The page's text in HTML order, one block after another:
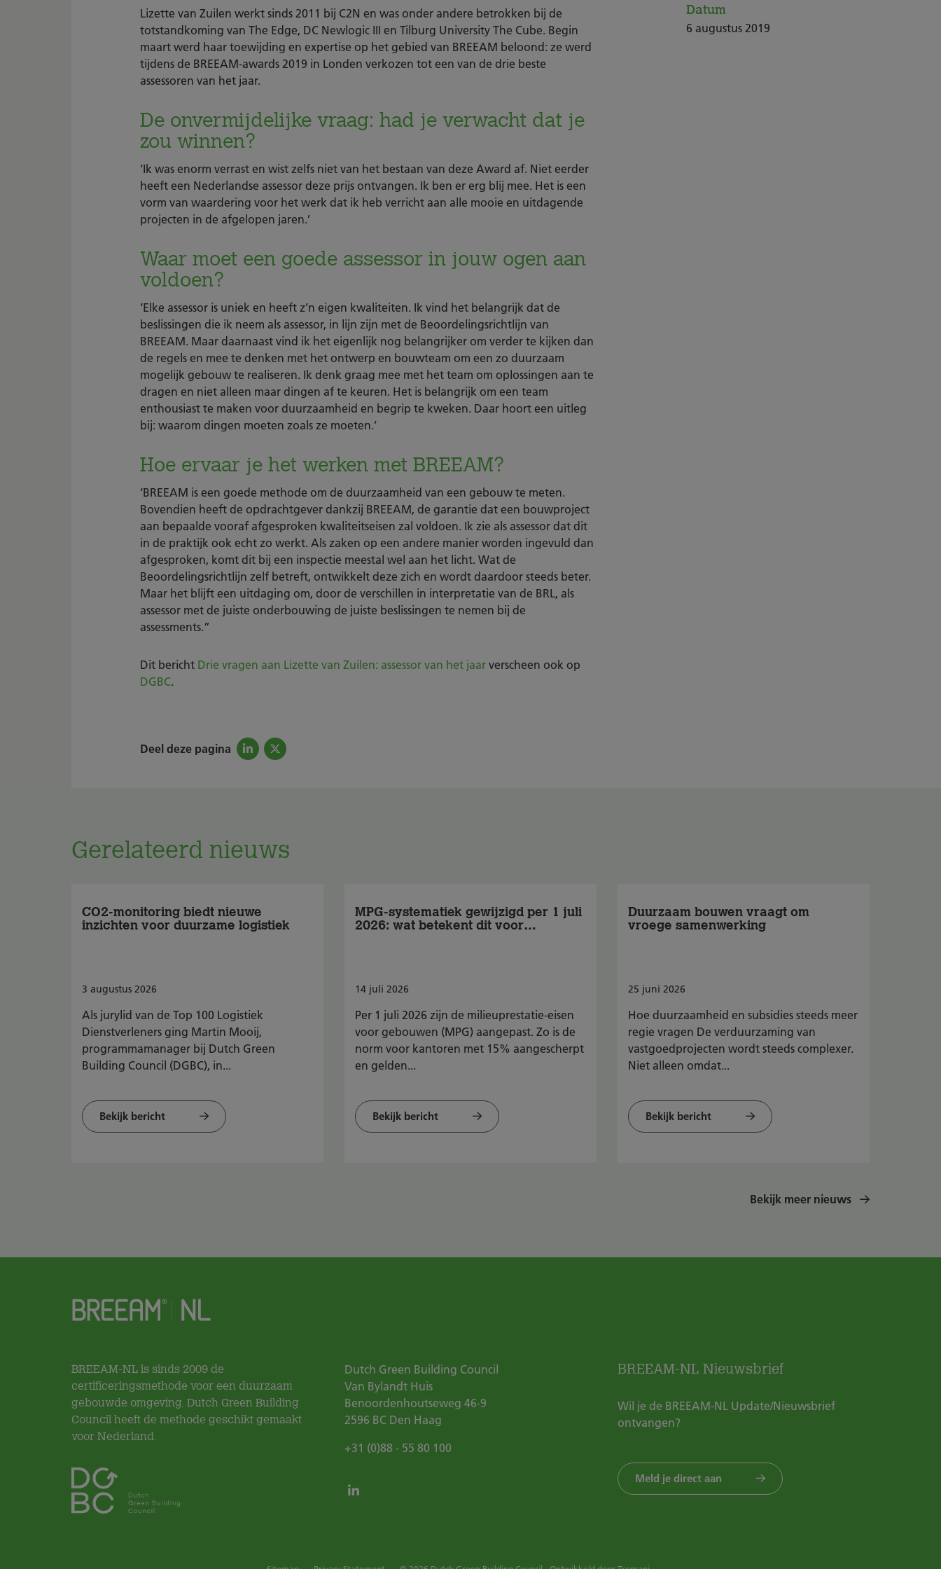
Lizette van Zuilen werkt sinds 2011 bij C2N en was onder andere betrokken bij de
totstandkoming van The Edge, DC Newlogic III en Tilburg University The Cube. Begin
maart werd haar toewijding en expertise op het gebied van BREEAM beloond: ze werd
tijdens de BREEAM-awards 2019 in Londen verkozen tot een van de drie beste
assessoren van het jaar.
De onvermijdelijke vraag: had je verwacht dat je
zou winnen?
‘Ik was enorm verrast en wist zelfs niet van het bestaan van deze Award af. Niet eerder
heeft een Nederlandse assessor deze prijs ontvangen. Ik ben er erg blij mee. Het is een
vorm van waardering voor het werk dat ik heb verricht aan alle mooie en uitdagende
projecten in de afgelopen jaren.’
Waar moet een goede assessor in jouw ogen aan
voldoen?
‘Elke assessor is uniek en heeft z’n eigen kwaliteiten. Ik vind het belangrijk dat de
beslissingen die ik neem als assessor, in lijn zijn met de Beoordelingsrichtlijn van
BREEAM. Maar daarnaast vind ik het eigenlijk nog belangrijker om verder te kijken dan
de regels en mee te denken met het ontwerp en bouwteam om een zo duurzaam
mogelijk gebouw te realiseren. Ik denk graag mee met het team om oplossingen aan te
dragen en niet alleen maar dingen af te keuren. Het is belangrijk om een team
enthousiast te maken voor duurzaamheid en begrip te kweken. Daar hoort een uitleg
bij: waarom dingen moeten zoals ze moeten.’
Hoe ervaar je het werken met BREEAM?
‘BREEAM is een goede methode om de duurzaamheid van een gebouw te meten.
Bovendien heeft de opdrachtgever dankzij BREEAM, de garantie dat een bouwproject
aan bepaalde vooraf afgesproken kwaliteitseisen zal voldoen. Ik zie als assessor dat dit
in de praktijk ook echt zo werkt. Als zaken op een andere manier worden ingevuld dan
afgesproken, komt dit bij een inspectie meestal wel aan het licht. Wat de
Beoordelingsrichtlijn zelf betreft, ontwikkelt deze zich en wordt daardoor steeds beter.
Maar het blijft een uitdaging om, door de verschillen in interpretatie van de BRL, als
assessor met de juiste onderbouwing de juiste beslissingen te nemen bij de
assessments.”
Dit bericht Drie vragen aan Lizette van Zuilen: assessor van het jaarverscheen ook op
DGBC.
Deel deze pagina
Datum
6 augustus 2019
Gerelateerd nieuws
CO2-monitoring biedt nieuwe
inzichten voor duurzame logistiek
3 augustus 2026
Als jurylid van de Top 100 Logistiek
Dienstverleners ging Martin Mooij,
programmamanager bij Dutch Green
Building Council (DGBC), in...
Bekijk bericht
MPG-systematiek gewijzigd per 1 juli
2026: wat betekent dit voor
14 juli 2026
Per 1 juli 2026 zijn de milieuprestatie-eisen
voor gebouwen (MPG) aangepast. Zo is de
norm voor kantoren met 15% aangescherpt
en gelden...
Bekijk bericht
Duurzaam bouwen vraagt om
vroege samenwerking
25 juni 2026
Hoe duurzaamheid en subsidies steeds meer
regie vragen De verduurzaming van
vastgoedprojecten wordt steeds complexer.
Niet alleen omdat...
Bekijk bericht
Bekijk meer nieuws
BREEAM-NL is sinds 2009 de
certificeringsmethode voor een duurzaam
gebouwde omgeving. Dutch Green Building
Council heeft de methode geschikt gemaakt
voor Nederland.
Dutch Green Building Council
Van Bylandt Huis
Benoordenhoutseweg 46-9
2596 BC Den Haag
+31 (0)88 - 55 80 100
BREEAM-NL Nieuwsbrief
Wil je de BREEAM-NL Update/Nieuwsbrief
ontvangen?
Meld je direct aan